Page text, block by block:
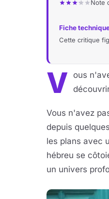
Note
Fiche
Cette critique
V
ous
Vous n'avez
depuis
les plans avec
hébreu se
un univers